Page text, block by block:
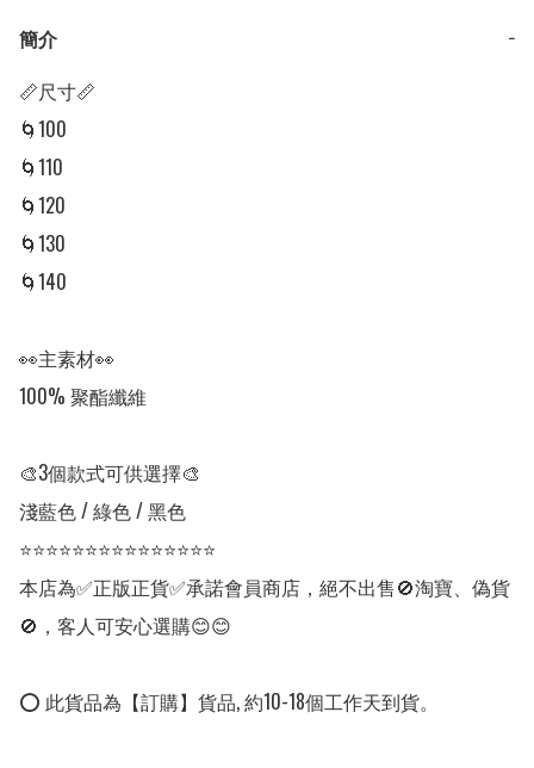
簡介
−
📏尺寸📏
🌀100
🌀110
🌀120
🌀130
🌀140
👀主素材👀
100% 聚酯纖維
🎨3個款式可供選擇🎨
淺藍色 / 綠色 / 黑色
⭐⭐⭐⭐⭐⭐⭐⭐⭐⭐⭐⭐⭐⭐⭐
本店為✅正版正貨✅承諾會員商店，絕不出售🚫淘寶、偽貨
🚫，客人可安心選購😊😊
⭕ 此貨品為【訂購】貨品, 約10-18個工作天到貨。